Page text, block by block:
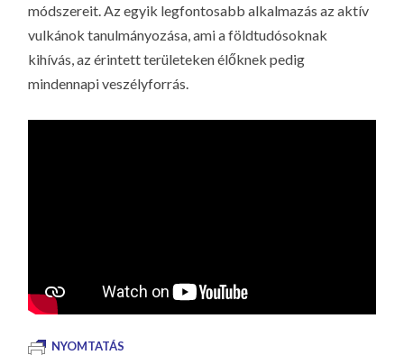
módszereit. Az egyik legfontosabb alkalmazás az aktív
vulkánok tanulmányozása, ami a földtudósoknak
kihívás, az érintett területeken élőknek pedig
mindennapi veszélyforrás.
NYOMTATÁS